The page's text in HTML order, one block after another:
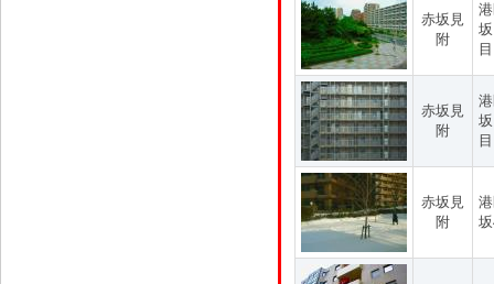
赤坂見
附
目
赤坂見
附
目
赤坂見
附